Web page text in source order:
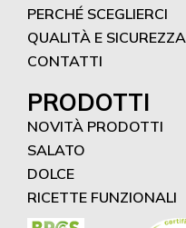
PERCHÉ SCEGLIERCI
QUALITÀ E SICUREZZA
CONTATTI
PRODOTTI
NOVITÀ PRODOTTI
SALATO
DOLCE
RICETTE FUNZIONALI